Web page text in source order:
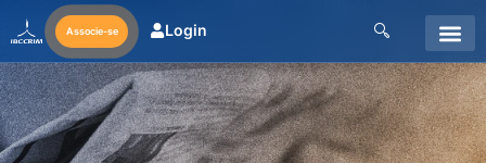
Associe-se Login